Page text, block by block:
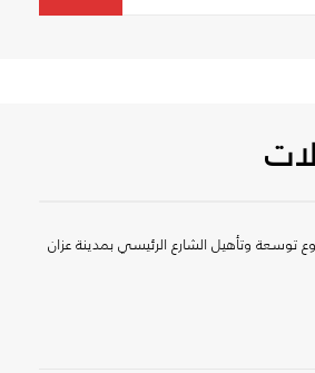
وتأهيل الشارع الرئيسي بمدينة عزان